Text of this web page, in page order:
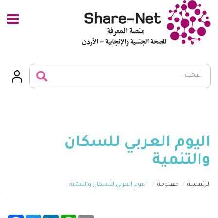
اليوم العربي للسكان
والتنمية
الرئيسية معلومة اليوم العربي للسكان والتنمية